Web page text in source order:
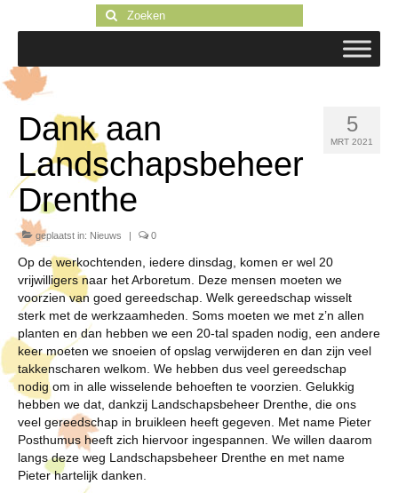
Zoeken
naar:
5
MRT 2021
Dank aan
Landschapsbeheer
Drenthe
geplaatst in: Nieuws | 0
Op de werkochtenden, iedere dinsdag, komen er wel 20
vrijwilligers naar het Arboretum. Deze mensen moeten we
voorzien van goed gereedschap. Welk gereedschap wisselt
sterk met de werkzaamheden. Soms moeten we met z’n allen
planten en dan hebben we een 20-tal spaden nodig, een andere
keer moeten we snoeien of opslag verwijderen en dan zijn veel
takkenscharen welkom. We hebben dus veel gereedschap
nodig om in alle wisselende behoeften te voorzien. Gelukkig
hebben we dat, dankzij Landschapsbeheer Drenthe, die ons
veel gereedschap in bruikleen heeft gegeven. Met name Pieter
Posthumus heeft zich hiervoor ingespannen. We willen daarom
langs deze weg Landschapsbeheer Drenthe en met name
Pieter hartelijk danken.